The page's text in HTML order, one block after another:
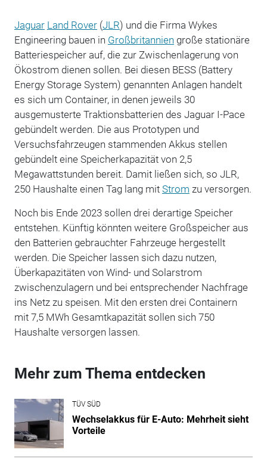
Jaguar Land Rover(JLR) und die Firma Wykes
Engineering bauen in Großbritannien große stationäre
Batteriespeicher auf, die zur Zwischenlagerung von
Ökostrom dienen sollen. Bei diesen BESS (Battery
Energy Storage System) genannten Anlagen handelt
es sich um Container, in denen jeweils 30
ausgemusterte Traktionsbatterien des Jaguar I-Pace
gebündelt werden. Die aus Prototypen und
Versuchsfahrzeugen stammenden Akkus stellen
gebündelt eine Speicherkapazität von 2,5
Megawattstunden bereit. Damit ließen sich, so JLR,
250 Haushalte einen Tag lang mit Strom zu versorgen.
Noch bis Ende 2023 sollen drei derartige Speicher
entstehen. Künftig könnten weitere Großspeicher aus
den Batterien gebrauchter Fahrzeuge hergestellt
werden. Die Speicher lassen sich dazu nutzen,
Überkapazitäten von Wind- und Solarstrom
zwischenzulagern und bei entsprechender Nachfrage
ins Netz zu speisen. Mit den ersten drei Containern
mit 7,5 MWh Gesamtkapazität sollen sich 750
Haushalte versorgen lassen.
Mehr zum Thema entdecken
TÜV SÜD
Wechselakkus für E-Auto: Mehrheit sieht
Vorteile